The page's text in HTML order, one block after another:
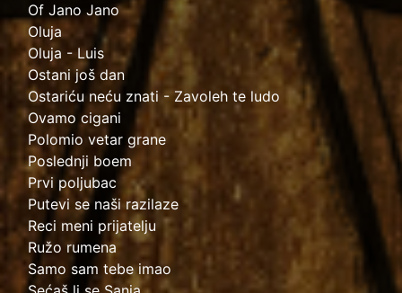
Of Jano Jano
Oluja
Oluja - Luis
Ostani još dan
Ostariću neću znati - Zavoleh te ludo
Ovamo cigani
Polomio vetar grane
Poslednji boem
Prvi poljubac
Putevi se naši razilaze
Reci meni prijatelju
Ružo rumena
Samo sam tebe imao